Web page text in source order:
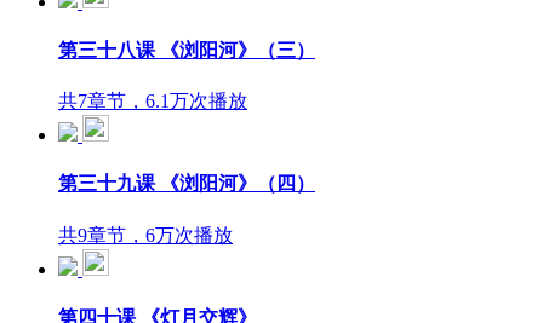
第三十八课 《浏阳河》（三）
共7章节，6.1万次播放
第三十九课 《浏阳河》（四）
共9章节，6万次播放
第四十课 《灯月交辉》